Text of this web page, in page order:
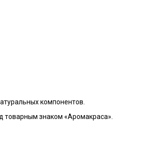
компонентов.
товарным знаком «Аромакраса».